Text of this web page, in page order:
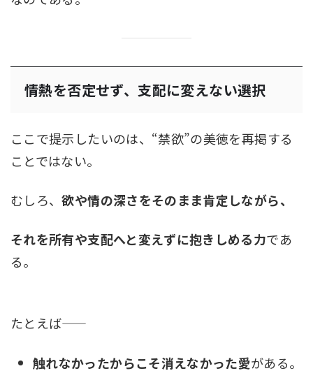
情熱を否定せず、支配に変えない選択
ここで提示したいのは、“禁欲”の美徳を再掲する
ことではない。
むしろ、欲や情の深さをそのまま肯定しながら、
それを所有や支配へと変えずに抱きしめる力であ
る。
たとえば――
触れなかったからこそ消えなかった愛がある。